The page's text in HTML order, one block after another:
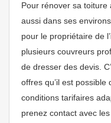
Pour rénover sa
aussi dans ses
pour le propriétaire de
plusieurs couvreurs
de dresser des devis.
offres qu’il est
conditions tarifaires
prenez contact avec